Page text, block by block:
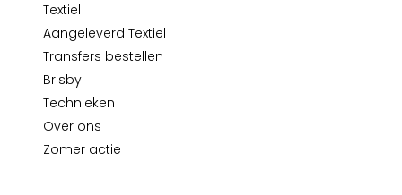
Textiel
Aangeleverd Textiel
Transfers bestellen
Brisby
Technieken
Over ons
Zomer actie